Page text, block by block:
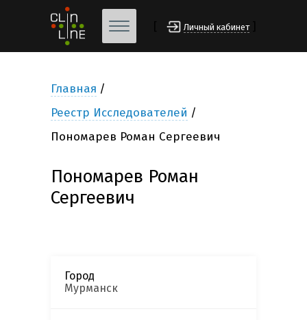
Личный кабинет
Главная
Реестр Исследователей
Пономарев Роман Сергеевич
Пономарев Роман
Сергеевич
Город
Мурманск